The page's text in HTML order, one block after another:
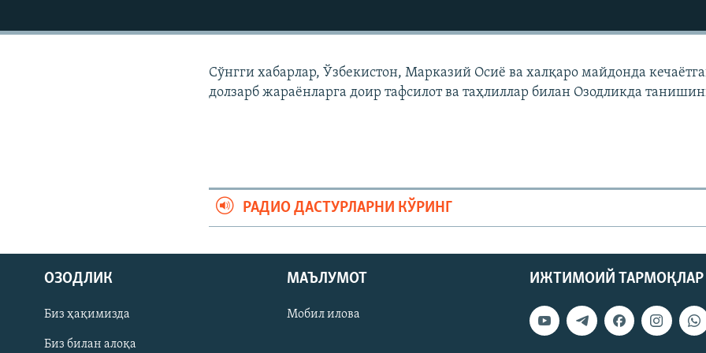
На русском
ИЖТИМОИЙ ТАРМОҚЛАР
Сўнгги хабарлар, Ўзбекистон, Марказий Осиë ва халқаро майдонда
долзарб жараëнларга доир тафсилот ва таҳлиллар билан Озодликда
РАДИО ДАСТУРЛАРНИ КЎРИНГ
ИЖТИМОИЙ ТАРМОҚЛАР
ОЗОДЛИК
Биз ҳақимизда
Биз билан алоқа
МАЪЛУМОТ
Мобил илова